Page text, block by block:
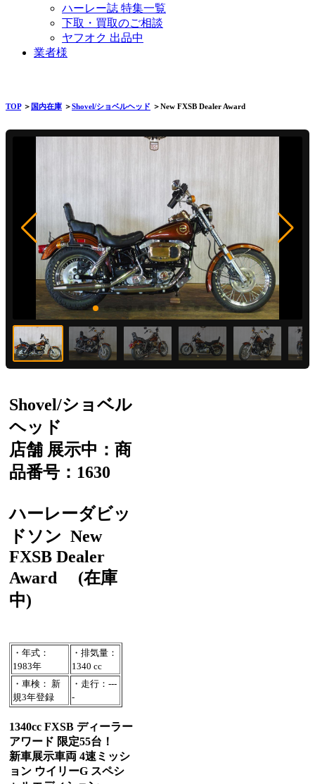
ハーレー誌 特集一覧
下取・買取のご相談
ヤフオク 出品中
業者様
TOP＞ 国内在庫 ＞Shovel/ショベルヘッド ＞New FXSB Dealer Award
Shovel/ショベル
ヘッド
店舗 展示中：商
品番号：1630
ハーレーダビッ
ドソン New
FXSB Dealer
Award
(在庫
中)
・年式：
1983年
・排気量：
1340 cc
・車検： 新
規3年登録
・走行：---
-
1340cc FXSB ディーラー
アワード 限定55台！
新車展示車両 4速ミッシ
ョン ウイリーG スペシ